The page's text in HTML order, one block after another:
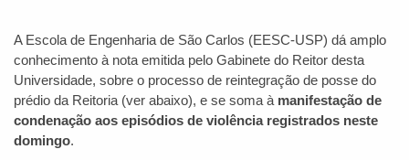
A Escola de Engenharia de São Carlos (EESC-USP) dá amplo
conhecimento à nota emitida pelo Gabinete do Reitor desta
Universidade, sobre o processo de reintegração de posse do
prédio da Reitoria (ver abaixo), e se soma à manifestação de
condenação aos episódios de violência registrados neste
domingo.